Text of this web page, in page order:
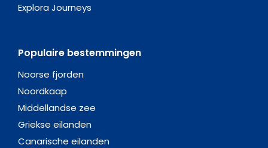
Explora Journeys
Populaire bestemmingen
Noorse fjorden
Noordkaap
Middellandse zee
Griekse eilanden
Canarische eilanden